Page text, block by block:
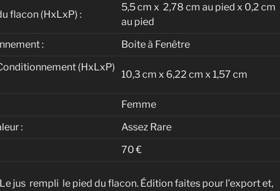
flacon (HxLxP) :
5,5 cm x 2,78 cm au pied x 0,2 cm
au pied
:
Boite à Fenêtre
(HxLxP)
10,3 cm x 6,22 cm x 1,57 cm
Femme
:
Assez Rare
70 €
Le jus rempli le pied du flacon. Édition faites pour l’export et,